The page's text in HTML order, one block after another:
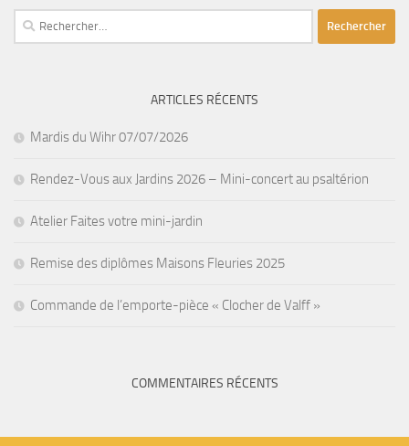
Rechercher :
ARTICLES RÉCENTS
Mardis du Wihr 07/07/2026
Rendez-Vous aux Jardins 2026 – Mini-concert au psaltérion
Atelier Faites votre mini-jardin
Remise des diplômes Maisons Fleuries 2025
Commande de l’emporte-pièce « Clocher de Valff »
COMMENTAIRES RÉCENTS